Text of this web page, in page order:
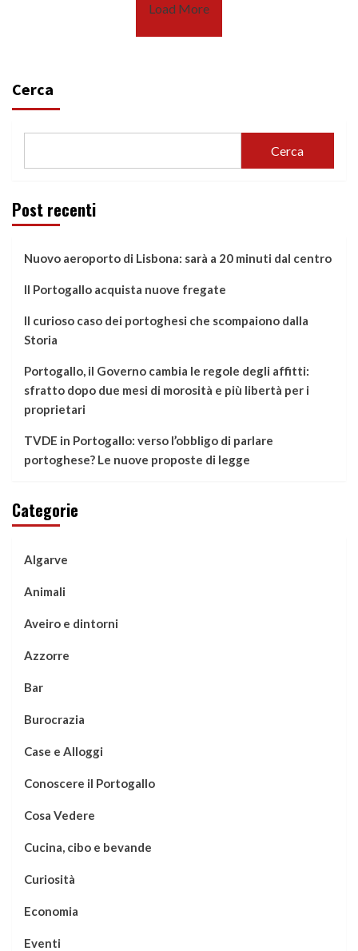
Load More
Cerca
Cerca
Post recenti
Nuovo aeroporto di Lisbona: sarà a 20 minuti dal centro
Il Portogallo acquista nuove fregate
Il curioso caso dei portoghesi che scompaiono dalla
Storia
Portogallo, il Governo cambia le regole degli affitti:
sfratto dopo due mesi di morosità e più libertà per i
proprietari
TVDE in Portogallo: verso l’obbligo di parlare
portoghese? Le nuove proposte di legge
Categorie
Algarve
Animali
Aveiro e dintorni
Azzorre
Bar
Burocrazia
Case e Alloggi
Conoscere il Portogallo
Cosa Vedere
Cucina, cibo e bevande
Curiosità
Economia
Eventi